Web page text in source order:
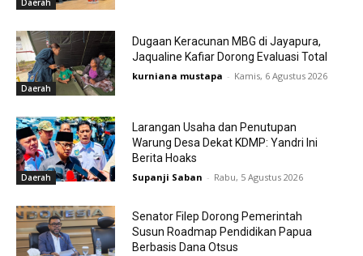
Daerah
Daerah
Dugaan Keracunan MBG di Jayapura,
Jaqualine Kafiar Dorong Evaluasi Total
kurniana mustapa - Kamis, 6 Agustus 2026
Daerah
Larangan Usaha dan Penutupan
Warung Desa Dekat KDMP: Yandri Ini
Berita Hoaks
Supanji Saban - Rabu, 5 Agustus 2026
Senator Filep Dorong Pemerintah
Susun Roadmap Pendidikan Papua
Berbasis Dana Otsus